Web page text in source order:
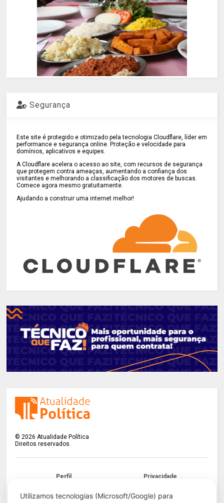
Utilizamos tecnologias (Microsoft/Google) para
Segurança
Este site é protegido e otimizado pela tecnologia Cloudflare, líder em
performance e segurança online. Proteção e velocidade para
domínios, aplicativos e equipes.
A Cloudflare acelera o acesso ao site, com recursos de segurança
que protegem contra ameaças, aumentando a confiança dos
visitantes e melhorando a classificação dos motores de buscas.
Comece agora mesmo gratuitamente.
Ajudando a construir uma internet melhor!
©2026 Atualidade Política
Direitos reservados.
Perfil Privacidade
Termos LGPD